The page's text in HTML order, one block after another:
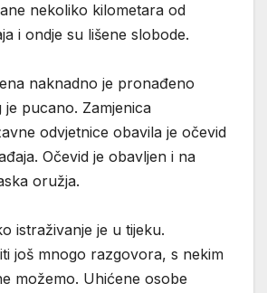
nekoliko kilometara od
i ondje su lišene slobode.
naknadno je pronađeno
pucano. Zamjenica
odvjetnice obavila je očevid
Očevid je obavljen i na
oružja.
istraživanje je u tijeku.
još mnogo razgovora, s nekim
možemo. Uhićene osobe